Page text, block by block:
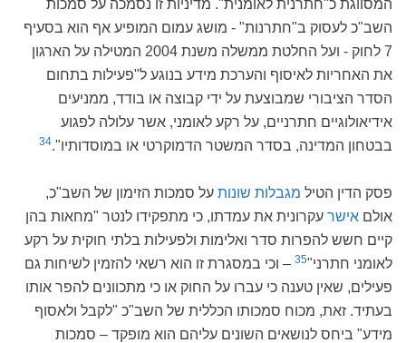
המסווגת כ"חתרנית לאומנית". מדיניות זו נסמכה על סמכות
השב"כ לעסוק ב"חתרנות" - מושג עמום המופיע אף הוא בסעיף
7 לחוק - ועל החלטת ממשלה משנת 2004 המטילה על הארגון
את האחריות לאיסוף והערכת מידע בנוגע ל"פעילות בתחום
הסדר הציבורי שמבוצעת על ידי קבוצה או בודד, ממניעים
אידיאולוגיים חתרניים, על רקע לאומני, אשר עלולה לפגוע
בבטחון המדינה, בסדר המשטר הדמוקרטי או במוסדותיו".34
פסק הדין הטיל מגבלות שונות על סמכות הזימון של השב"כ,
אולם אישר עקרונית את עמדתו, כי מתפקידו לנטר "מחאות בהן
קיים חשש להפרות סדר ואלימות ולפעילות בלתי חוקית על רקע
לאומני חתרני"35 – וכי במסגרת זו הוא רשאי להזמין לשיחות גם
פעילים, שאין טענה כי עברו על החוק או כי מתכוונים להפר אותו
בעתיד. זאת, מכוח סמכותו הכללית של השב"כ "לקבל ולאסוף
מידע" ביחס לנושאים השונים עליהם הוא מופקד – סמכות